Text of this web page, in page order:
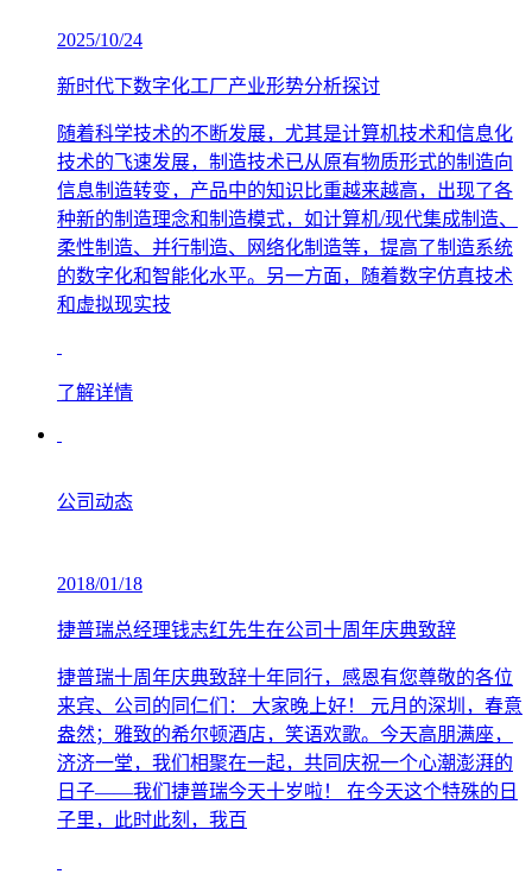
2025/10/24
新时代下数字化工厂产业形势分析探讨
随着科学技术的不断发展，尤其是计算机技术和信息化
技术的飞速发展，制造技术已从原有物质形式的制造向
信息制造转变，产品中的知识比重越来越高，出现了各
种新的制造理念和制造模式，如计算机/现代集成制造、
柔性制造、并行制造、网络化制造等，提高了制造系统
的数字化和智能化水平。另一方面，随着数字仿真技术
和虚拟现实技
了解详情
公司动态
2018/01/18
捷普瑞总经理钱志红先生在公司十周年庆典致辞
捷普瑞十周年庆典致辞十年同行，感恩有您尊敬的各位
来宾、公司的同仁们： 大家晚上好！ 元月的深圳，春意
盎然；雅致的希尔顿酒店，笑语欢歌。今天高朋满座，
济济一堂，我们相聚在一起，共同庆祝一个心潮澎湃的
日子――我们捷普瑞今天十岁啦！ 在今天这个特殊的日
子里，此时此刻，我百